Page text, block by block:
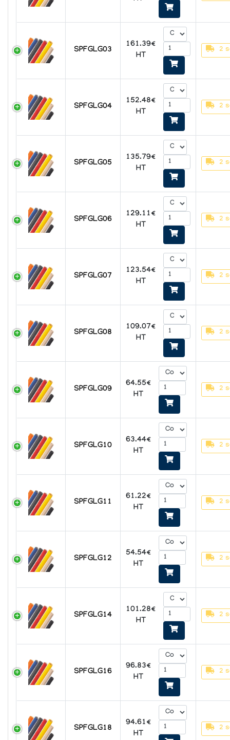
SPFGLG03
161.39€
HT
2
SPFGLG04
152.48€
HT
2
SPFGLG05
135.79€
HT
2
SPFGLG06
129.11€
HT
2
SPFGLG07
123.54€
HT
2
SPFGLG08
109.07€
HT
2
SPFGLG09
64.55€
HT
2
SPFGLG10
63.44€
HT
2
SPFGLG11
61.22€
HT
2
SPFGLG12
54.54€
HT
2
SPFGLG14
101.28€
HT
2
SPFGLG16
96.83€
HT
2
SPFGLG18
94.61€
HT
2